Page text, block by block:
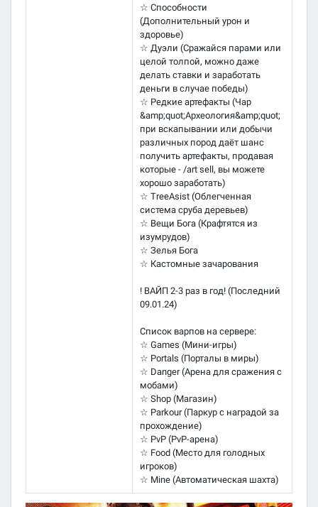
☆ Способности
(Дополнительный урон и
здоровье)
☆ Дуэли (Сражайся парами или
целой толпой, можно даже
делать ставки и заработать
деньги в случае победы)
☆ Редкие артефакты (Чар
&amp;quot;Археология&amp;quot;
при вскапывании или добычи
различных пород даёт шанc
получить артефакты, продавая
которые - /art sell, вы можете
хорошо заработать)
☆ TreeAsist (Облегченная
система сруба деревьев)
☆ Вещи Бога (Крафтятся из
изумрудов)
☆ Зелья Бога
☆ Кастомные зачарования
! ВАЙП 2-3 раз в год! (Последний
09.01.24)
Список варпов на сервере:
☆ Games (Мини-игры)
☆ Portals (Порталы в миры)
☆ Danger (Арена для сражения с
мобами)
☆ Shop (Магазин)
☆ Parkour (Паркур с наградой за
прохождение)
☆ PvP (PvP-арена)
☆ Food (Место для голодных
игроков)
☆ Mine (Автоматическая шахта)